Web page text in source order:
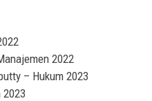
2022
– Hukum 2023
2023